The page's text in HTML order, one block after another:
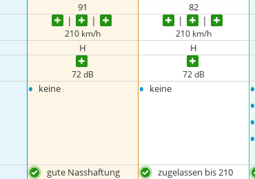
91 82
210 km/h 210 km/h
H H
72 dB 72 dB
• keine • keine
•
•
•
gute Nasshaftung
zugelassen bis 210